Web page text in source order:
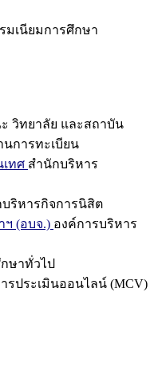
มเนียมการศึกษา
วิทยาลัย และสถาบัน
นการทะเบียน
ทศ สำนักบริหาร
ริหารกิจการนิสิต
(อบจ.) องค์การบริหาร
ษาทั่วไป
รประเมินออนไลน์ (MCV)